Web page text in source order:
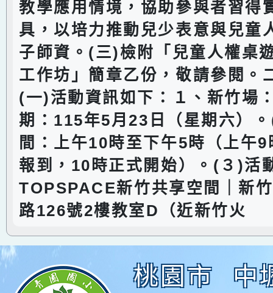
教學應用情境，協助參與者習得
具，以培力推動兒少表意與兒童
子師資。(三)檢附「兒童人權桌
工作坊」簡章乙份，敬請參閱。
(一)活動資訊如下：１、新竹場
期：115年5月23日（星期六）
間：上午10時至下午5時（上午
報到，10時正式開始）。(３)活
TOPSPACE新竹共享空間｜新
路126號2樓教室D（近新竹火
桃園市 中